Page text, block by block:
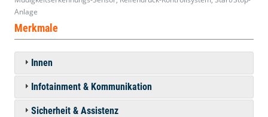
Anlage
Merkmale
Innen
Infotainment & Kommunikation
Sicherheit & Assistenz